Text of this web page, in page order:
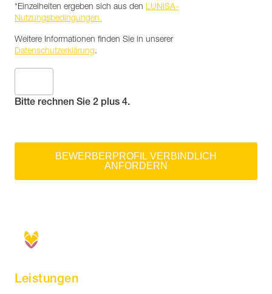
*Einzelheiten ergeben sich aus den LUNISA-
Nutzungsbedingungen.
Weitere Informationen finden Sie in unserer
Datenschutzerklärung.
Bitte rechnen Sie 2 plus 4.
BEWERBERPROFIL VERBINDLICH
ANFORDERN
Leistungen